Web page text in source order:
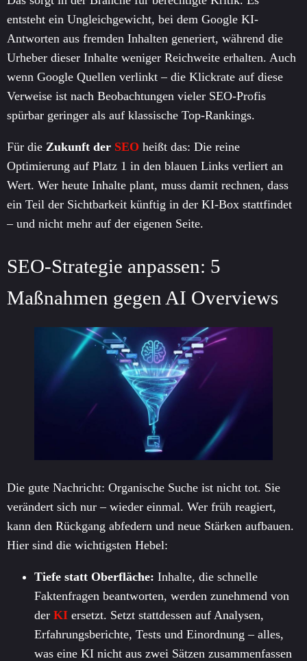
entsteht ein Ungleichgewicht, bei dem Google KI-
Antworten aus fremden Inhalten generiert, während die
Urheber dieser Inhalte weniger Reichweite erhalten. Auch
wenn Google Quellen verlinkt – die Klickrate auf diese
Verweise ist nach Beobachtungen vieler SEO-Profis
spürbar geringer als auf klassische Top-Rankings.
Für die Zukunft der SEO heißt das: Die reine
Optimierung auf Platz 1 in den blauen Links verliert an
Wert. Wer heute Inhalte plant, muss damit rechnen, dass
ein Teil der Sichtbarkeit künftig in der KI-Box stattfindet
– und nicht mehr auf der eigenen Seite.
SEO-Strategie anpassen: 5
Maßnahmen gegen AI Overviews
Die gute Nachricht: Organische Suche ist nicht tot. Sie
verändert sich nur – wieder einmal. Wer früh reagiert,
kann den Rückgang abfedern und neue Stärken aufbauen.
Hier sind die wichtigsten Hebel:
Tiefe statt Oberfläche: Inhalte, die schnelle
Faktenfragen beantworten, werden zunehmend von
der KI ersetzt. Setzt stattdessen auf Analysen,
Erfahrungsberichte, Tests und Einordnung – alles,
was eine KI nicht aus zwei Sätzen zusammenfassen